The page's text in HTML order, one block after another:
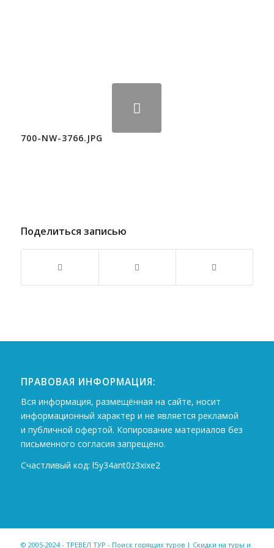
700-NW-3766.JPG
Поделиться записью
ПРАВОВАЯ ИНФОРМАЦИЯ:
Вся информация, размещённая на сайте, носит
информационный характер и не является рекламой
и публичной офертой. Копирование материалов без
письменного согласия запрещено.
Счастливый код: l5y34ant0z3xixe2
© 2005-2024 - ТРЕВЕЛ ТУР - Поиск горящих туров | Скидки на туры и